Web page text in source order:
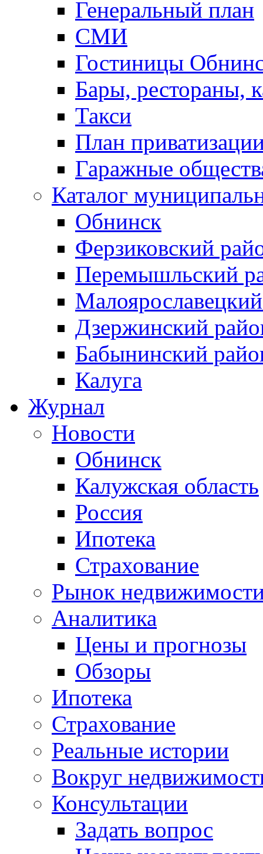
Генеральный план
СМИ
Гостиницы
Бары, рестораны,
Такси
План
Гаражные
Каталог
Обнинск
Ферзиковский
Перемышльский
Дзержинский
Бабынинский
Калуга
Журнал
Новости
Обнинск
Калужская область
Россия
Ипотека
Страхование
Рынок
Аналитика
Цены и прогнозы
Обзоры
Ипотека
Страхование
Реальные истории
Вокруг
Консультации
Задать вопрос